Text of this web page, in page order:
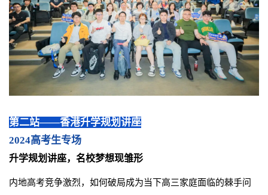
第二站——香港升学规划讲座
2024高考生专场
升学规划讲座，名校梦想现雏形
内地高考竞争激烈，如何破局成为当下高三家庭面临的棘手问